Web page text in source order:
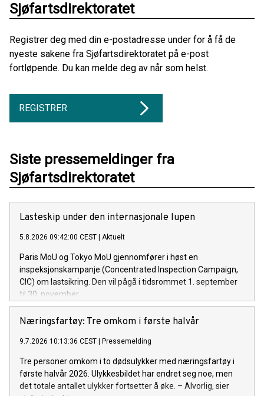
Sjøfartsdirektoratet
Registrer deg med din e-postadresse under for å få de
nyeste sakene fra Sjøfartsdirektoratet på e-post
fortløpende. Du kan melde deg av når som helst.
REGISTRER
Siste pressemeldinger fra
Sjøfartsdirektoratet
Lasteskip under den internasjonale lupen
5.8.2026 09:42:00 CEST Aktuelt
Paris MoU og Tokyo MoU gjennomfører i høst en
inspeksjonskampanje (Concentrated Inspection Campaign,
CIC) om lastsikring. Den vil pågå i tidsrommet 1. september
til 30. november.
Næringsfartøy: Tre omkom i første halvår
9.7.2026 10:13:36 CEST Pressemelding
Tre personer omkom i to dødsulykker med næringsfartøy i
første halvår 2026. Ulykkesbildet har endret seg noe, men
det totale antallet ulykker fortsetter å øke. – Alvorlig, sier